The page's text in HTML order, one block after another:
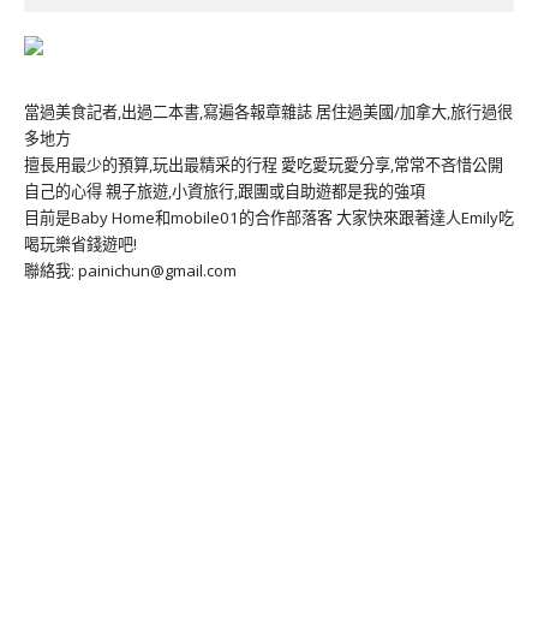
當過美食記者,出過二本書,寫遍各報章雜誌 居住過美國/加拿大,旅行過很
多地方
擅長用最少的預算,玩出最精采的行程 愛吃愛玩愛分享,常常不吝惜公開
自己的心得 親子旅遊,小資旅行,跟團或自助遊都是我的強項
目前是Baby Home和mobile01的合作部落客 大家快來跟著達人Emily吃
喝玩樂省錢遊吧!
聯絡我: painichun@gmail.com